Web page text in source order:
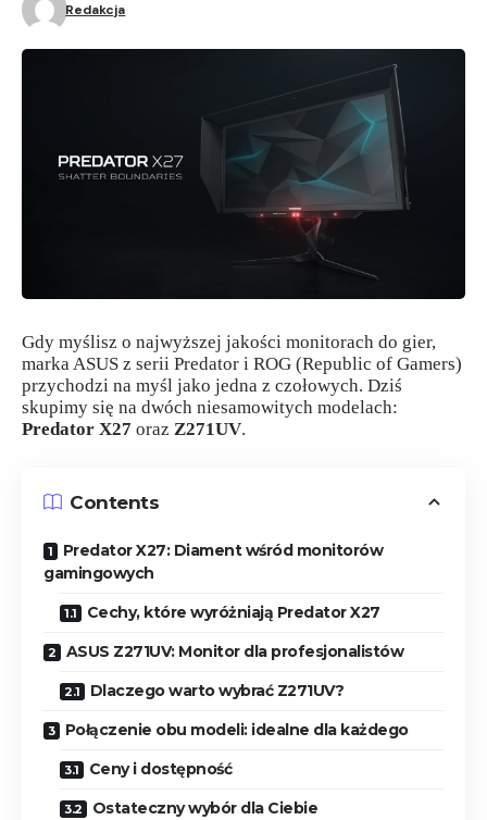
Redakcja
Gdy myślisz o najwyższej jakości monitorach do gier,
marka ASUS z serii Predator i ROG (Republic of Gamers)
przychodzi na myśl jako jedna z czołowych. Dziś
skupimy się na dwóch niesamowitych modelach:
Predator X27 oraz Z271UV.
Contents
Predator X27: Diament wśród monitorów
gamingowych
Cechy, które wyróżniają Predator X27
ASUS Z271UV: Monitor dla profesjonalistów
Dlaczego warto wybrać Z271UV?
Połączenie obu modeli: idealne dla każdego
Ceny i dostępność
Ostateczny wybór dla Ciebie